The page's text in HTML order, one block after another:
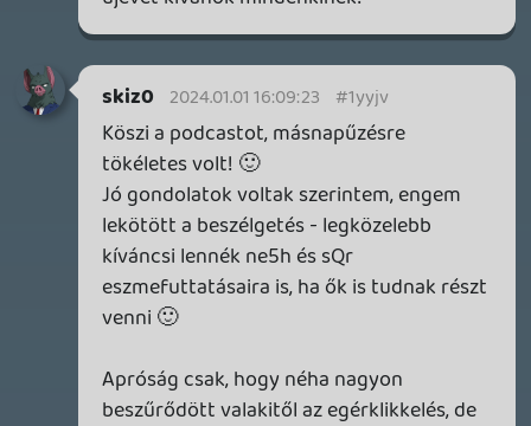
SENARA: THE SACRAMENT
Szektások, mélytengeri rémek és egy realisztikus
óceánjáró. A SENARA-ban első pillantásra minden
megvan, ami a sikerhez kell, ez az összkép azonban
MEGJELENÉSI DÁTUMOK NAPJA – EZ TÖRTÉNT SZERDÁN
2